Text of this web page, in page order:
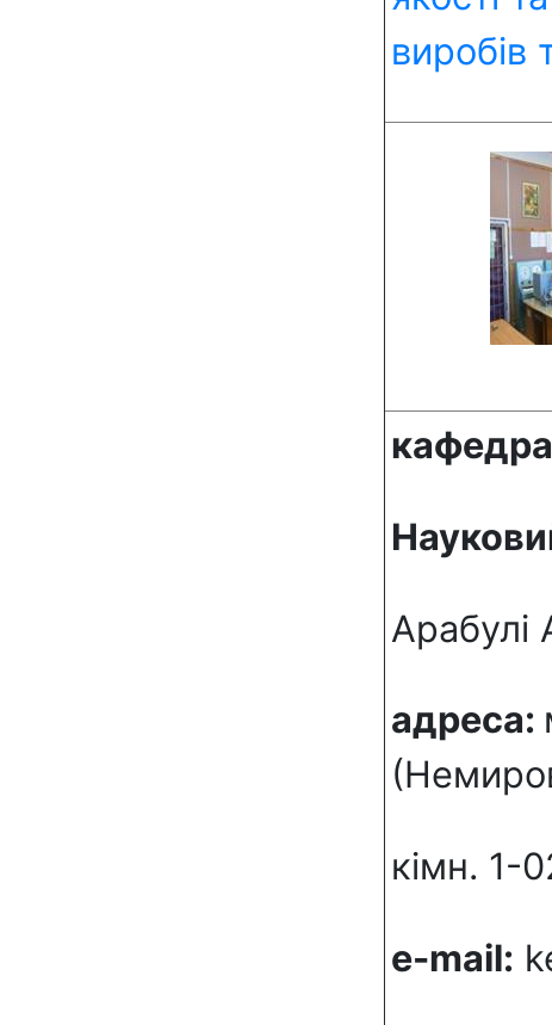
виробів
кафедра
Арабулі
адреса:
кімн. 1-
e-mail: